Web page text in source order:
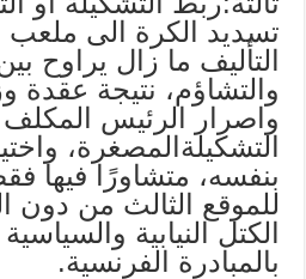
تسديد الكرة الى
التأليف ما زال يراوح
والتشاؤم، نتيجة عقدة
واصرار الرئيس
التشكيلةالمصغرة،
بنفسه، متشاورًا
للموقع الثالث من دون
الكتل النيابية
بالمبادرة الفرنسية.